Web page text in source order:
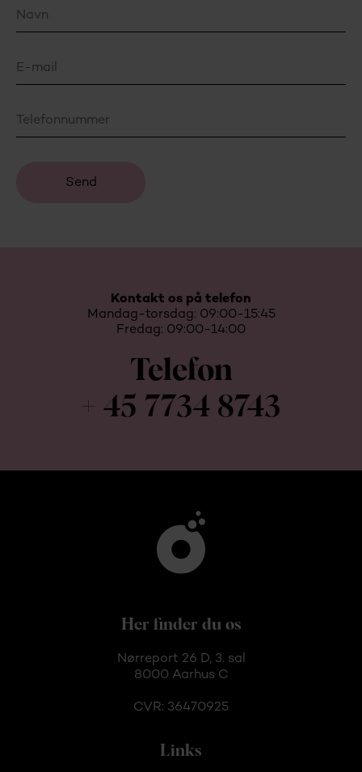
Kontakt os på telefon
Mandag-torsdag: 09:00-15:45
Fredag: 09:00-14:00
Telefon
+ 45 7734 8743
Her finder du os
Nørreport 26 D, 3. sal
8000 Aarhus C
CVR: 36470925
Links